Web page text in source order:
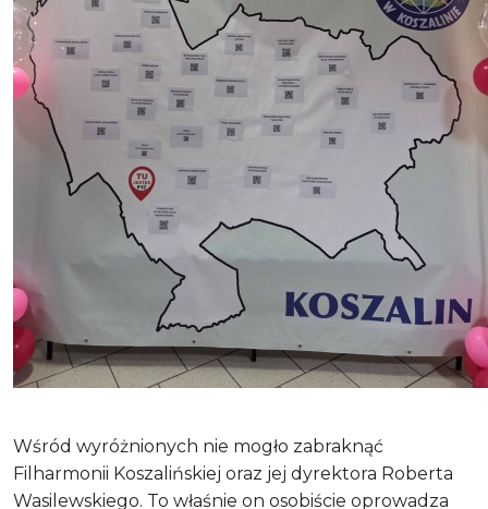
Wśród wyróżnionych nie mogło zabraknąć
Filharmonii Koszalińskiej oraz jej dyrektora Roberta
Wasilewskiego. To właśnie on osobiście oprowadza